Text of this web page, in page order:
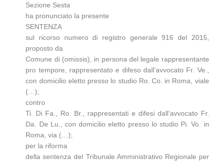
Sezione Sesta
ha pronunciato la presente
SENTENZA
sul ricorso numero di registro generale 916 del 2015,
proposto da
Comune di (omissis), in persona del legale rappresentante
pro tempore, rappresentato e difeso dall’avvocato Fr. Ve.,
con domicilio eletto presso lo studio Ro. Co. in Roma, viale
(…);
contro
Ti. Di Fa., Ro. Br., rappresentati e difesi dall’avvocato Fr.
Da. De Lu., con domicilio eletto presso lo studio Pi. Vo. in
Roma, via (…);
per la riforma
della sentenza del Tribunale Amministrativo Regionale per